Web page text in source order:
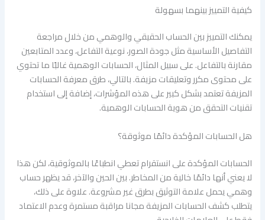
كيفية التمييز بينهما بسهولة
يمكنك التمييز بين الحساب الحقيقي والوهمي من خلال مراجعة
التفاصيل الأساسية مثل جودة الصور، نوعية التفاعل، وعدد المتابعين
مقارنة بالتفاعل. على سبيل المثال، الحسابات الوهمية غالبًا ما تحتوي
على محتوى مكرر وتعليقات مزيفة. بالتالي، طرق معرفة الحسابات
المزيفة تعتمد بشكل كبير على هذه المؤشرات، إضافة إلى استخدام
تقنيات التحقق من هوية الحسابات الوهمية.
هل الحسابات المؤكدة دائمًا موثوقة؟
الحسابات المؤكدة على انستقرام تعطي انطباعًا بالموثوقية، لكن هذا
لا يعني أنها دائمًا خالية من المخاطر. بين الحين والآخر، قد يظهر حساب
وهمي يحمل علامة التوثيق بطرق غير مشروعة. علاوة على ذلك،
يتطلب كشف الحسابات المزيفة مجانا مراقبة مستمرة وعدم الاعتماد